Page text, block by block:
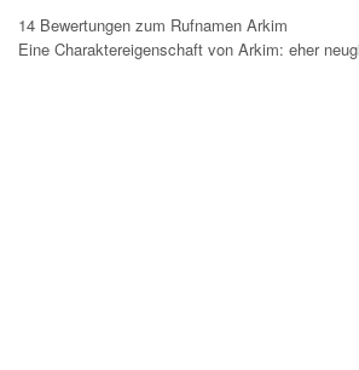
14 Bewertungen zum Rufnamen Arkim
Eine Charaktereigenschaft von Arkim: eher